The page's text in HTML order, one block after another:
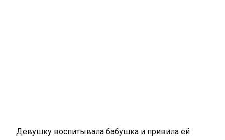
Девушку воспитывала бабушка и привила ей